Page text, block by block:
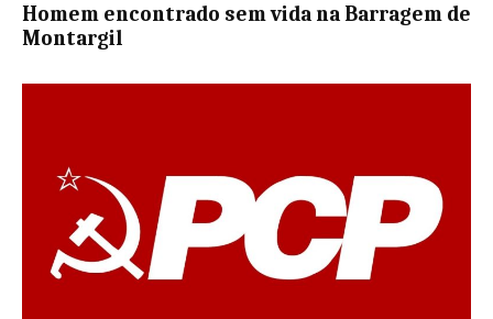
Homem encontrado sem vida na Barragem de
Montargil